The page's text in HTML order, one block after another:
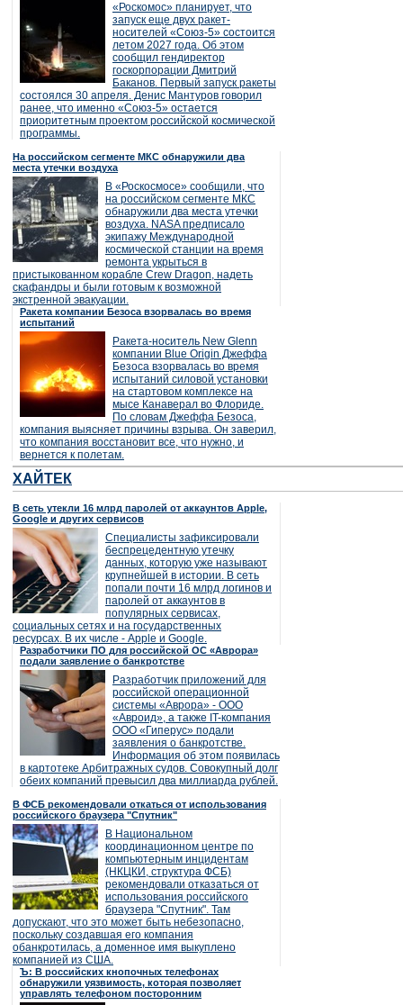
«Роскомос» планирует, что
запуск еще двух ракет-
носителей «Союз-5» состоится
летом 2027 года. Об этом
сообщил гендиректор
госкорпорации Дмитрий
Баканов. Первый запуск ракеты
состоялся 30 апреля. Денис Мантуров говорил
ранее, что именно «Союз-5» остается
приоритетным проектом российской космической
программы.
На российском сегменте МКС обнаружили два
места утечки воздуха
В «Роскосмосе» сообщили, что
на российском сегменте МКС
обнаружили два места утечки
воздуха. NASA предписало
экипажу Международной
космической станции на время
ремонта укрыться в
пристыкованном корабле Crew Dragon, надеть
скафандры и были готовым к возможной
экстренной эвакуации.
Ракета компании Безоса взорвалась во время
испытаний
Ракета-носитель New Glenn
компании Blue Origin Джеффа
Безоса взорвалась во время
испытаний силовой установки
на стартовом комплексе на
мысе Канаверал во Флориде.
По словам Джеффа Безоса,
компания выясняет причины взрыва. Он заверил,
что компания восстановит все, что нужно, и
вернется к полетам.
ХАЙТЕК
В сеть утекли 16 млрд паролей от аккаунтов Apple,
Google и других сервисов
Специалисты зафиксировали
беспрецедентную утечку
данных, которую уже называют
крупнейшей в истории. В сеть
попали почти 16 млрд логинов и
паролей от аккаунтов в
популярных сервисах,
социальных сетях и на государственных
ресурсах. В их числе - Apple и Google.
Разработчики ПО для российской ОС «Аврора»
подали заявление о банкротстве
Разработчик приложений для
российской операционной
системы «Аврора» - ООО
«Авроид», а также IT-компания
ООО «Гиперус» подали
заявления о банкротстве.
Информация об этом появилась
в картотеке Арбитражных судов. Совокупный долг
обеих компаний превысил два миллиарда рублей.
В ФСБ рекомендовали откаться от использования
российского браузера "Спутник"
В Национальном
координационном центре по
компьютерным инцидентам
(НКЦКИ, структура ФСБ)
рекомендовали отказаться от
использования российского
браузера "Спутник". Там
допускают, что это может быть небезопасно,
поскольку создавшая его компания
обанкротилась, а доменное имя выкуплено
компанией из США.
Ъ: В российских кнопочных телефонах
обнаружили уязвимость, которая позволяет
управлять телефоном посторонним